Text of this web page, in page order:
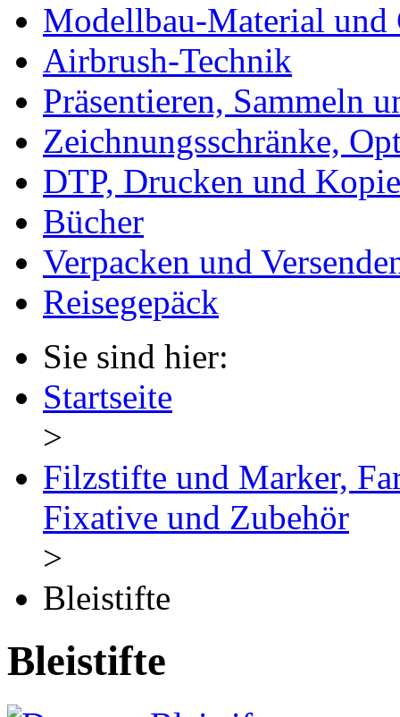
Modellbau-Material und
Airbrush-Technik
Präsentieren, Sammeln
Zeichnungsschränke,
DTP, Drucken und
Bücher
Verpacken und
Reisegepäck
Sie sind hier:
Startseite
>
Filzstifte und Marker,
Fixative und Zubehör
>
Bleistifte
Bleistifte